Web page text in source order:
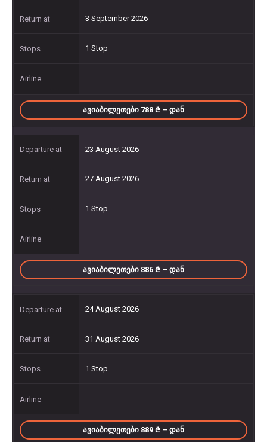
3 September 2026
1 Stop
ᲐᲕᲘᲐᲑᲘᲚᲔᲗᲔᲑᲘ 788 – ᲓᲐᲜ
23 August 2026
27 August 2026
1 Stop
ᲐᲕᲘᲐᲑᲘᲚᲔᲗᲔᲑᲘ 886 – ᲓᲐᲜ
24 August 2026
31 August 2026
1 Stop
ᲐᲕᲘᲐᲑᲘᲚᲔᲗᲔᲑᲘ 889 – ᲓᲐᲜ